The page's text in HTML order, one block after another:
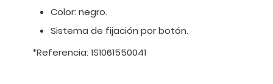
Color: negro.
Sistema de fijación por botón.
*Referencia: 1S1061550041